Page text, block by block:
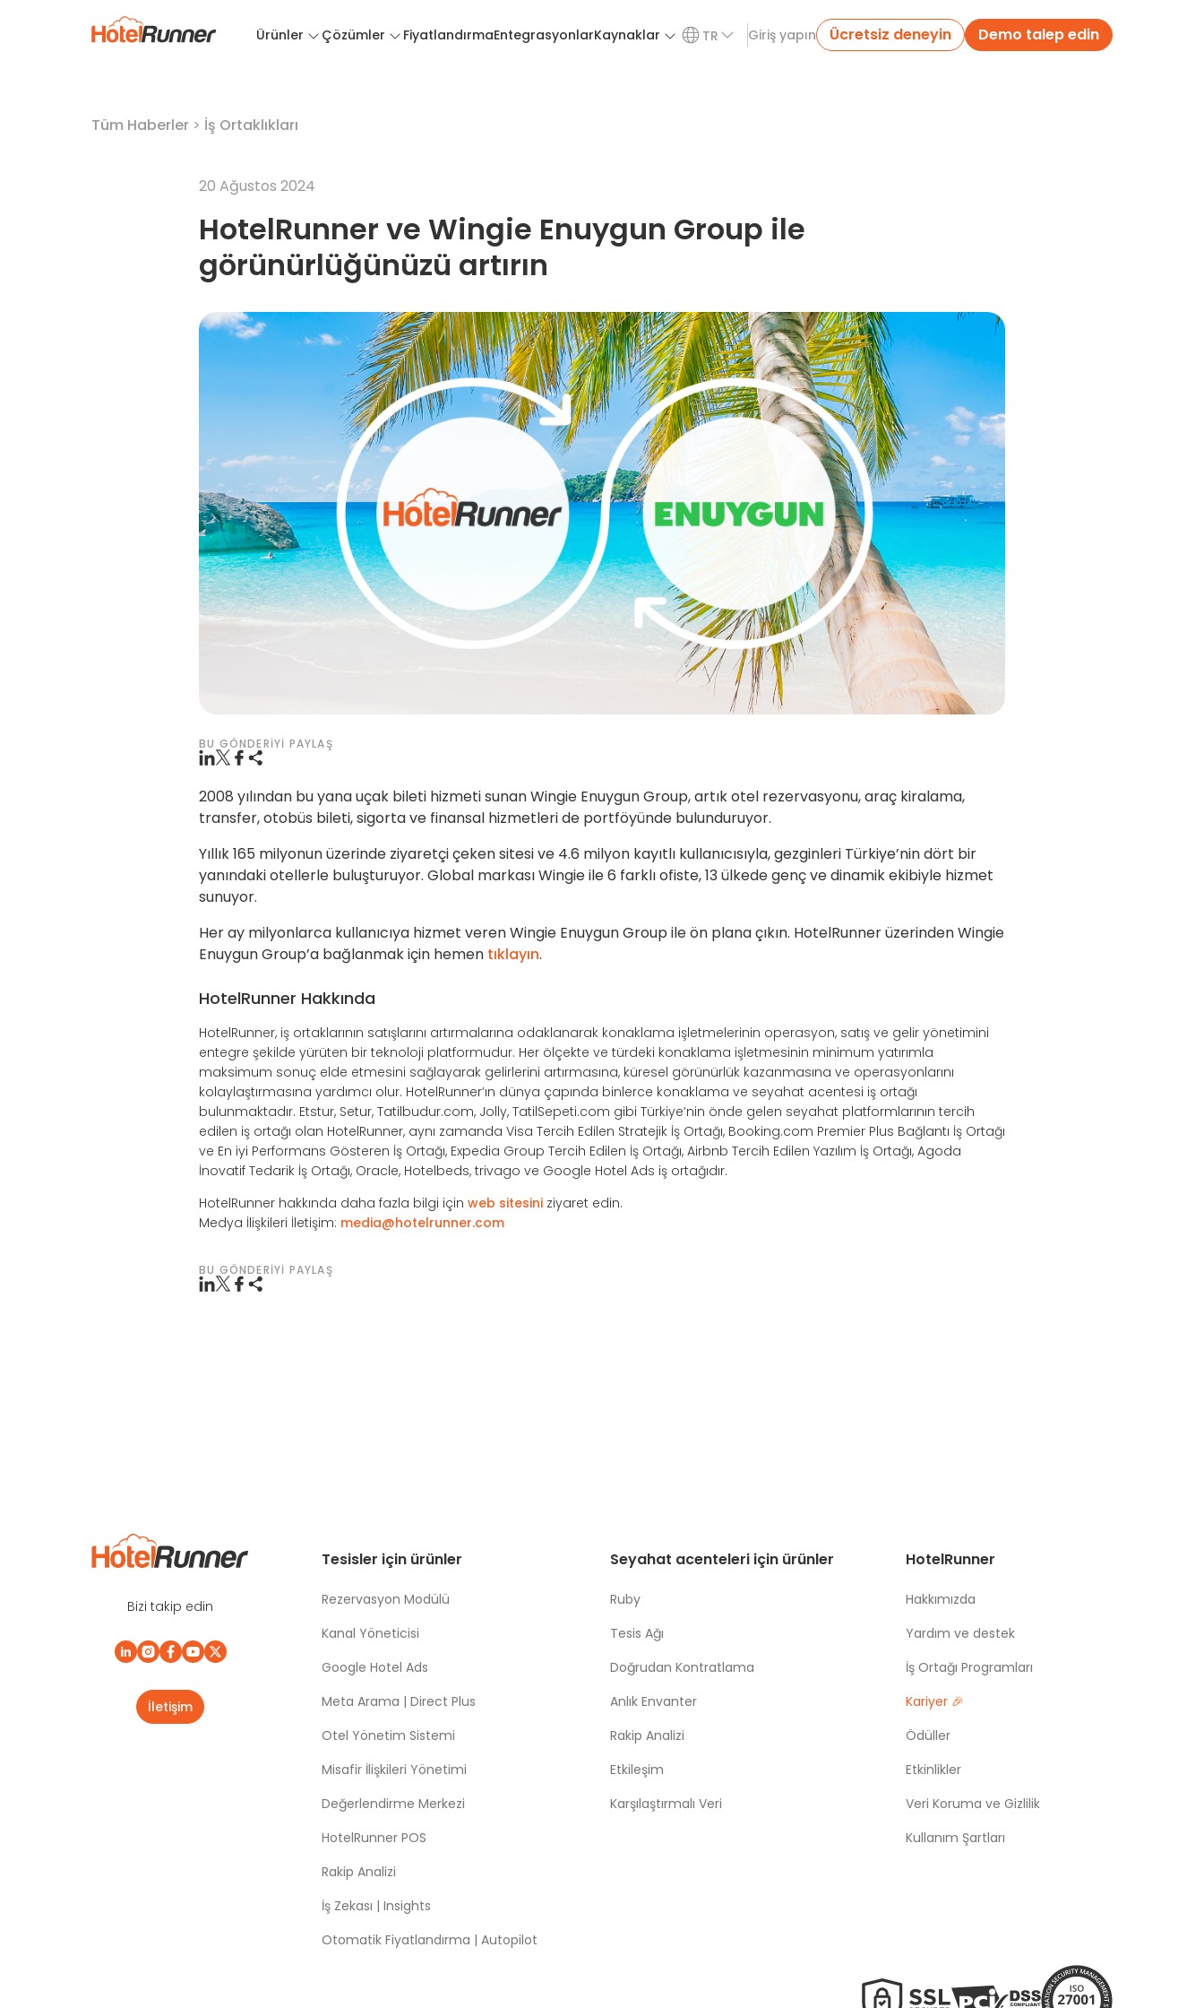
Ürünler Çözümler FiyatlandırmaEntegrasyonlarKaynaklar TR Giriş yapın Ücretsiz deneyin Demo talep edin
Tüm Haberler > İş Ortaklıkları
20 Ağustos 2024
HotelRunner ve Wingie Enuygun Group ile
görünürlüğünüzü artırın
BU GÖNDERIYI PAYLAŞ
2008 yılından bu yana uçak bileti hizmeti sunan Wingie Enuygun Group, artık otel rezervasyonu, araç kiralama,
transfer, otobüs bileti, sigorta ve finansal hizmetleri de portföyünde bulunduruyor.
Yıllık 165 milyonun üzerinde ziyaretçi çeken sitesi ve 4.6 milyon kayıtlı kullanıcısıyla, gezginleri Türkiye’nin dört bir
yanındaki otellerle buluşturuyor. Global markası Wingie ile 6 farklı ofiste, 13 ülkede genç ve dinamik ekibiyle hizmet
sunuyor.
Her ay milyonlarca kullanıcıya hizmet veren Wingie Enuygun Group ile ön plana çıkın. HotelRunner üzerinden Wingie
Enuygun Group’a bağlanmak için hemen tıklayın.
HotelRunner Hakkında
HotelRunner, iş ortaklarının satışlarını artırmalarına odaklanarak konaklama işletmelerinin operasyon, satış ve gelir yönetimini
entegre şekilde yürüten bir teknoloji platformudur. Her ölçekte ve türdeki konaklama işletmesinin minimum yatırımla
maksimum sonuç elde etmesini sağlayarak gelirlerini artırmasına, küresel görünürlük kazanmasına ve operasyonlarını
kolaylaştırmasına yardımcı olur. HotelRunner’ın dünya çapında binlerce konaklama ve seyahat acentesi iş ortağı
bulunmaktadır. Etstur, Setur, Tatilbudur.com, Jolly, TatilSepeti.com gibi Türkiye’nin önde gelen seyahat platformlarının tercih
edilen iş ortağı olan HotelRunner, aynı zamanda Visa Tercih Edilen Stratejik İş Ortağı, Booking.com Premier Plus Bağlantı İş Ortağı
ve En iyi Performans Gösteren İş Ortağı, Expedia Group Tercih Edilen İş Ortağı, Airbnb Tercih Edilen Yazılım İş Ortağı, Agoda
İnovatif Tedarik İş Ortağı, Oracle, Hotelbeds, trivago ve Google Hotel Ads iş ortağıdır.
HotelRunner hakkında daha fazla bilgi için web sitesini ziyaret edin.
Medya İlişkileri İletişim: media@hotelrunner.com
BU GÖNDERIYI PAYLAŞ
Bizi takip edin
İletişim
Tesisler için ürünler
Rezervasyon Modülü
Kanal Yöneticisi
Google Hotel Ads
Meta Arama | Direct Plus
Otel Yönetim Sistemi
Misafir İlişkileri Yönetimi
Değerlendirme Merkezi
HotelRunner POS
Rakip Analizi
İş Zekası | Insights
Otomatik Fiyatlandırma | Autopilot
Seyahat acenteleri için ürünler
Ruby
Tesis Ağı
Doğrudan Kontratlama
Anlık Envanter
Rakip Analizi
Etkileşim
Karşılaştırmalı Veri
HotelRunner
Hakkımızda
Yardım ve destek
İş Ortağı Programları
Kariyer 🎉
Ödüller
Etkinlikler
Veri Koruma ve Gizlilik
Kullanım Şartları